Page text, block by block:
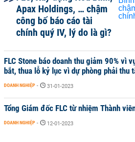
Apax Holdings, … chậm
công bố báo cáo tài
chính quý IV, lý do là gì?
FLC Stone báo doanh thu giảm 90% vì
bắt, thua lỗ kỷ lục vì dự phòng phải thu
DOANH NGHIỆP - 31-01-2023
Tổng Giám đốc FLC từ nhiệm Thành
DOANH NGHIỆP - 12-01-2023